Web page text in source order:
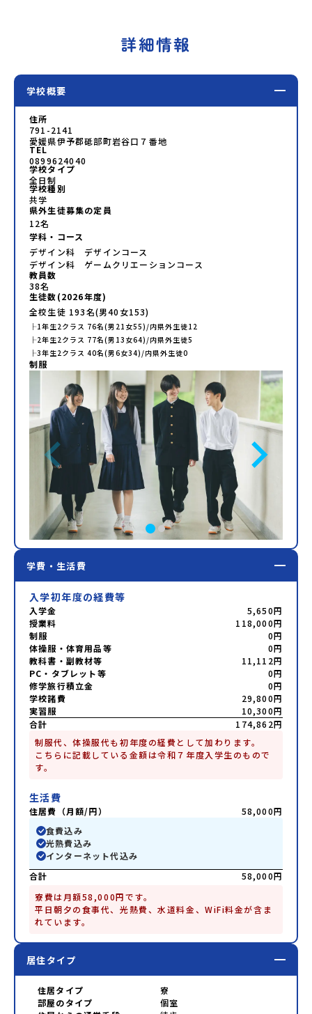
詳細情報
学校概要
住所
791-2141
愛媛県伊予郡砥部町岩谷口７番地
TEL
0899624040
学校タイプ
全日制
学校種別
共学
県外生徒募集の定員
12名
学科・コース
デザイン科 デザインコース
デザイン科 ゲームクリエーションコース
教員数
38名
生徒数(2026年度)
全校生徒 193名(男40 女153)
├1年生2クラス 76名(男 21 女55)/内県外生徒12
├2年生2クラス 77名(男 13 女64)/内県外生徒5
├3年生2クラス 40名(男6女34)/内県外生徒0
制服
学費・生活費
入学初年度の経費等
入学金
5,650円
授業料
118,000円
制服
0円
体操服・体育用品等
0円
教科書・副教材等
11,112円
PC・タブレット等
0円
修学旅行積立金
0円
学校諸費
29,800円
実習服
10,300円
合計
174,862円
制服代、体操服代も初年度の経費として加わります。
こちらに記載している金額は令和７年度入学生のもので
す。
生活費
住居費（月額/円）
58,000円
食費込み
光熱費込み
インターネット代込み
合計
58,000円
寮費は月額58,000円です。
平日朝夕の食事代、光熱費、水道料金、WiFi料金が含ま
れています。
居住タイプ
住居タイプ
寮
部屋のタイプ
個室